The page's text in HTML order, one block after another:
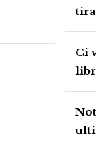
tira
Ci